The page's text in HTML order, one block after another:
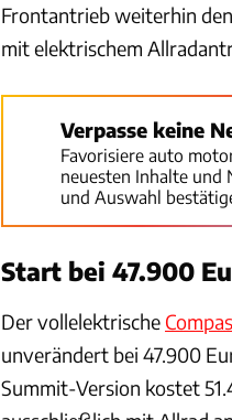
Frontantrieb weiterhin
mit elektrischem
Verpasse keine
Favorisiere auto
neuesten Inhalte und
und Auswahl
Start bei 47.900
Der vollelektrische
unverändert bei 47.900
Summit-Version kostet